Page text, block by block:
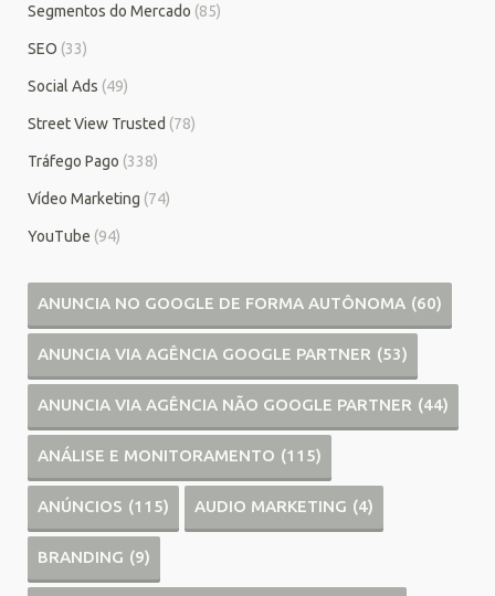
Segmentos do Mercado (85)
SEO (33)
Social Ads (49)
Street View Trusted (78)
Tráfego Pago (338)
Vídeo Marketing (74)
YouTube (94)
ANUNCIA NO GOOGLE DE FORMA AUTÔNOMA (60)
ANUNCIA VIA AGÊNCIA GOOGLE PARTNER (53)
ANUNCIA VIA AGÊNCIA NÃO GOOGLE PARTNER (44)
ANÁLISE E MONITORAMENTO (115)
ANÚNCIOS (115) AUDIO MARKETING (4)
BRANDING (9)